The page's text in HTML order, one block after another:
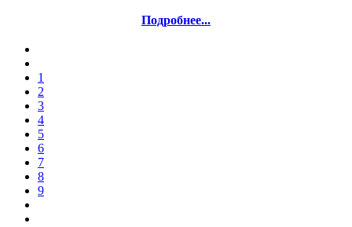
Подробнее...
1
2
3
4
5
6
7
8
9